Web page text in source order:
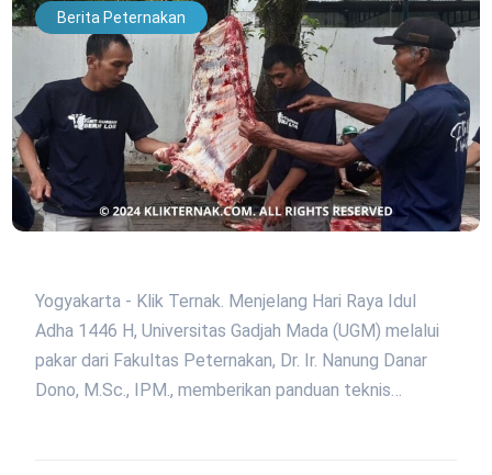
Berita Peternakan
Yogyakarta - Klik Ternak. Menjelang Hari Raya Idul
Adha 1446 H, Universitas Gadjah Mada (UGM) melalui
pakar dari Fakultas Peternakan, Dr. Ir. Nanung Danar
Dono, M.Sc., IPM., memberikan panduan teknis…